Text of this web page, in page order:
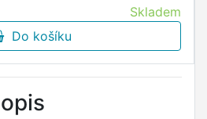
Skladem
Do košíku